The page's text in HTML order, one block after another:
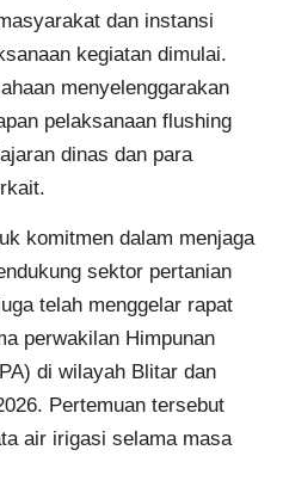
dan instansi
kegiatan dimulai.
menyelenggarakan
pelaksanaan flushing
dinas dan para
komitmen dalam menjaga
sektor pertanian
telah menggelar rapat
perwakilan Himpunan
di wilayah Blitar dan
Pertemuan tersebut
air irigasi selama masa